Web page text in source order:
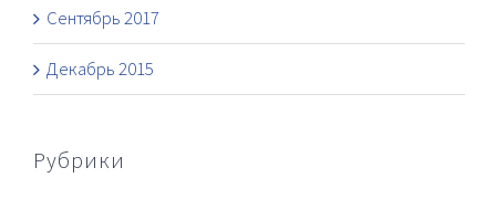
Сентябрь 2017
Декабрь 2015
Рубрики